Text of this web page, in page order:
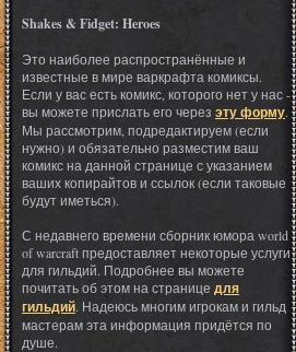
Shakes & Fidget: Heroes
Это наиболее распространённые и
известные в мире варкрафта комиксы.
Если у вас есть комикс, которого нет у нас -
вы можете прислать его через эту форму.
Мы рассмотрим, подредактируем (если
нужно) и обязательно разместим ваш
комикс на данной странице с указанием
ваших копирайтов и ссылок (если таковые
будут иметься).
С недавнего времени сборник юмора world
of warcraft предоставляет некоторые услуги
для гильдий. Подробнее вы можете
почитать об этом на странице для
гильдий. Надеюсь многим игрокам и гильд
мастерам эта информация придётся по
душе.